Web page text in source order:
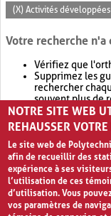
(X) Activités
Votre recherche n'a
Vérifiez que
Supprimez les
rechercher
souvent plus de
Envisagez
retournera
NOTRE SITE WEB
REHAUSSER
Le site web de
afin de recueillir des
expérience à ses
l’utilisation de ces
d’utilisation. Vous
vos paramètres de